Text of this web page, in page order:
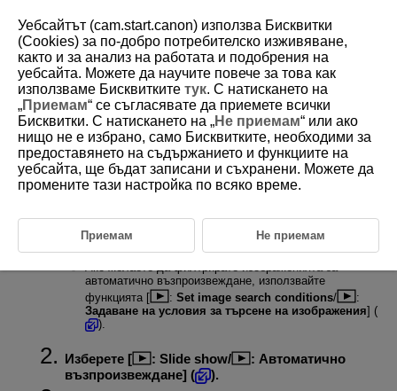
D388-165
Автоматично възпроизвеждане
Можете да възпроизвеждате изображенията от картата в
автоматична последователност.
Задайте изображения за възпроизвеждане.
За да възпроизведете всички изображения в картата,
преминете към стъпка 2.
Ако желаете да филтрирате изображенията за
автоматично възпроизвеждане, използвайте
функцията [
: Set image search conditions/
:
Задаване на условия за търсене на изображения] (
).
Изберете [ : Slide show/ : Автоматично
възпроизвеждане] (
).
Уебсайтът (cam.start.canon) използва Бисквитки
(Cookies) за по-добро потребителско изживяване,
както и за анализ на работата и подобрения на
уебсайта. Можете да научите повече за това как
използваме Бисквитките тук. С натискането на
„Приемам“ се съгласявате да приемете всички
Бисквитки. С натискането на „Не приемам“ или ако
нищо не е избрано, само Бисквитките, необходими за
предоставянето на съдържанието и функциите на
уебсайта, ще бъдат записани и съхранени. Можете да
промените тази настройка по всяко време.
Приемам Не приемам